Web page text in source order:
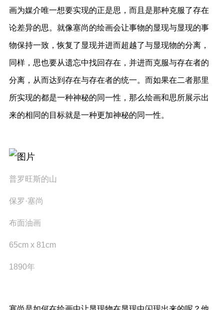
画为媒介唯一想要实现的正是思，而且是那种克服了存在
论差异的思。就像塞尚的绘画会让事物的显现与显现的事
物保持一致，恢复了显现并进而超越了与显现物的分离，
同样，思也要从遗忘中找回存在，并进而克服与存在者的
分离，从而达到存在与存在者的统一。而如果在二者那里
所实现的都是一种神秘的同一性，那么绘画和思所展示出
来的相同的目标就是一种更加神秘的同一性。
普罗旺斯的山
保罗·塞尚
布面油画
65cm x 81cm
1890年